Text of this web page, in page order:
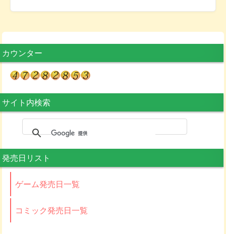
カウンター
サイト内検索
発売日リスト
ゲーム発売日一覧
コミック発売日一覧